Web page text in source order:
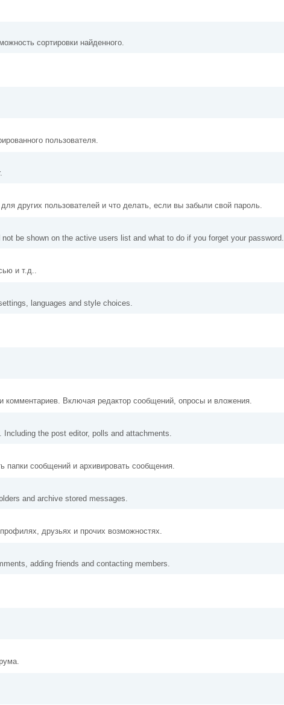
сортировки найденного.
пользователя.
других пользователей и что делать, если вы забыли свой пароль.
be shown on the active users list and what to do if you forget your password.
и т.д..
languages and style choices.
Включая редактор сообщений, опросы и вложения.
the post editor, polls and attachments.
папки сообщений и архивировать сообщения.
and archive stored messages.
друзьях и прочих возможностях.
adding friends and contacting members.